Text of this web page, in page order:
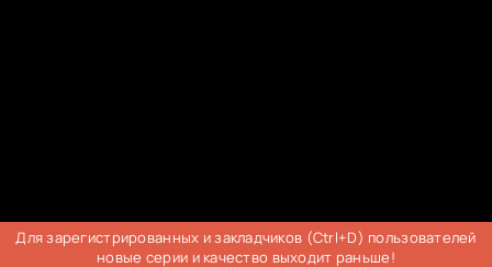
Для зарегистрированных и закладчиков (Ctrl+D) пользователей
новые серии и качество выходит раньше!